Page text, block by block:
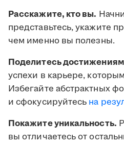
Расскажите, кто вы.
представьтесь, укажите
чем именно вы полезны.
Поделитесь
успехи в карьере,
Избегайте абстрактных
и сфокусируйтесь на
Покажите уникальность.
вы отличаетесь от